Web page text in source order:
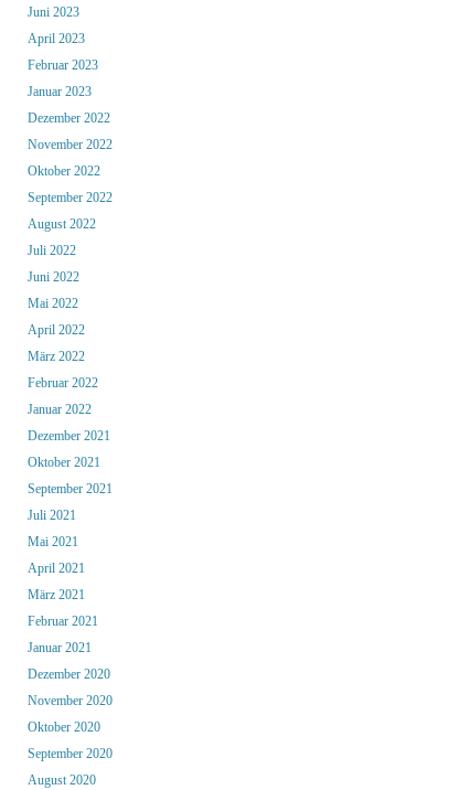
Juni 2023
April 2023
Februar 2023
Januar 2023
Dezember 2022
November 2022
Oktober 2022
September 2022
August 2022
Juli 2022
Juni 2022
Mai 2022
April 2022
März 2022
Februar 2022
Januar 2022
Dezember 2021
Oktober 2021
September 2021
Juli 2021
Mai 2021
April 2021
März 2021
Februar 2021
Januar 2021
Dezember 2020
November 2020
Oktober 2020
September 2020
August 2020